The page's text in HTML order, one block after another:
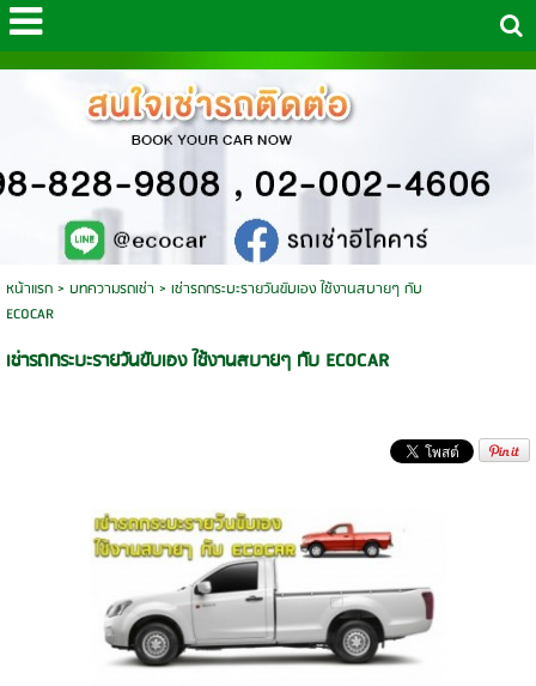
หน้าแรก> บทความรถเช่า > เช่ารถกระบะรายวันขับเอง ใช้งานสบายๆ กับ
ECOCAR
เช่ารถกระบะรายวันขับเอง ใช้งานสบายๆ กับ ECOCAR